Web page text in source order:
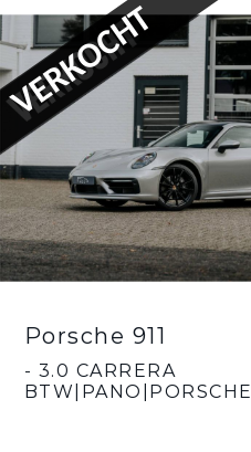
VERKOCHT
Porsche 911
- 3.0 CARRERA
BTW|PANO|PORSCHE